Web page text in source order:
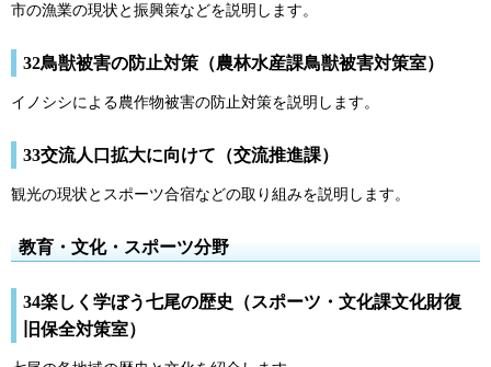
市の漁業の現状と振興策などを説明します。
32鳥獣被害の防止対策（農林水産課鳥獣被害対策室）
イノシシによる農作物被害の防止対策を説明します。
33交流人口拡大に向けて（交流推進課）
観光の現状とスポーツ合宿などの取り組みを説明します。
教育・文化・スポーツ分野
34楽しく学ぼう七尾の歴史（スポーツ・文化課文化財復
旧保全対策室）